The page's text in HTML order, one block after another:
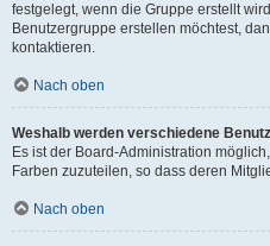
festgelegt, wenn die Gruppe erstellt
Benutzergruppe erstellen möchtest,
kontaktieren.
Nach oben
Weshalb werden verschiedene
Es ist der Board-Administration
Farben zuzuteilen, so dass deren
Nach oben